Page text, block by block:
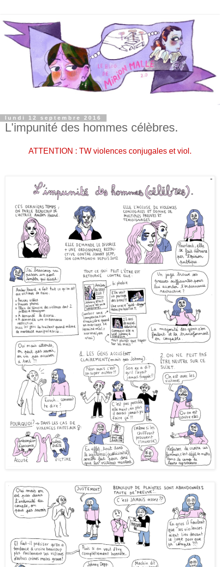
lundi 12 septembre 2016
L'impunité des hommes célèbres.
ATTENTION : TW violences conjugales et viol.